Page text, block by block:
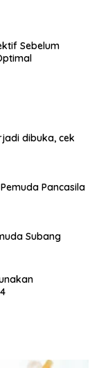
Sebelum
dibuka, cek
Pancasila
Subang